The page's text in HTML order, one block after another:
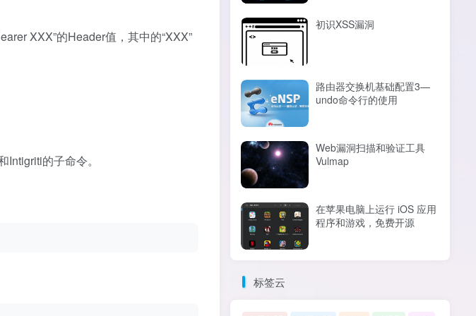
XXX”的Header值，其中的“XXX”
的子命令。
初识XSS漏洞
路由器交换机基础配置3—
undo命令行的使用
Web漏洞扫描和验证工具
Vulmap
在苹果电脑上运行 iOS 应用
程序和游戏，免费开源
标签云